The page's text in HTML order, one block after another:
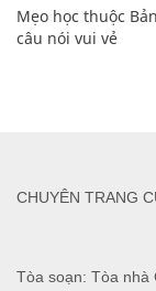
Mẹo học thuộc
câu nói vui vẻ
Tòa soạn: Tòa nhà
CHUYÊN TRANG